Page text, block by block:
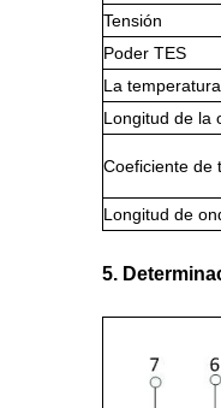
Tensión
Poder TES
La
Longitud de la
Coeficiente de
Longitud de
5.